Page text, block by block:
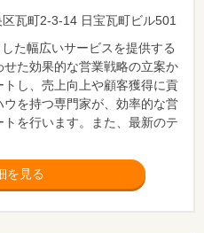
瓦町2-3-14 日宝瓦町ビル501
た幅広いサービスを提供する
た効果的な営業戦略の立案か
し、売上向上や顧客獲得に貢
を持つ専門家が、効率的な営
を行います。また、最新のテ
を見る